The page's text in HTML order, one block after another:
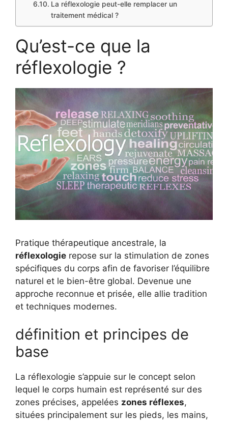
La réflexologie peut-elle remplacer un
traitement médical ?
Qu’est-ce que la
réflexologie ?
Pratique thérapeutique ancestrale, la
réflexologie repose sur la stimulation de zones
spécifiques du corps afin de favoriser l’équilibre
naturel et le bien-être global. Devenue une
approche reconnue et prisée, elle allie tradition
et techniques modernes.
définition et principes de
base
La réflexologie s’appuie sur le concept selon
lequel le corps humain est représenté sur des
zones précises, appelées zones réflexes,
situées principalement sur les pieds, les mains,